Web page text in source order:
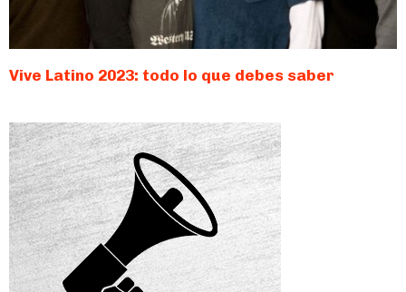
Vive Latino 2023: todo lo que debes saber